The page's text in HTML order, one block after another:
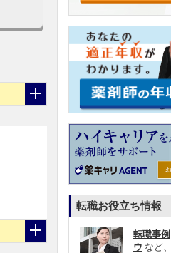
転職お役立ち情報
転職事例
ウ など、